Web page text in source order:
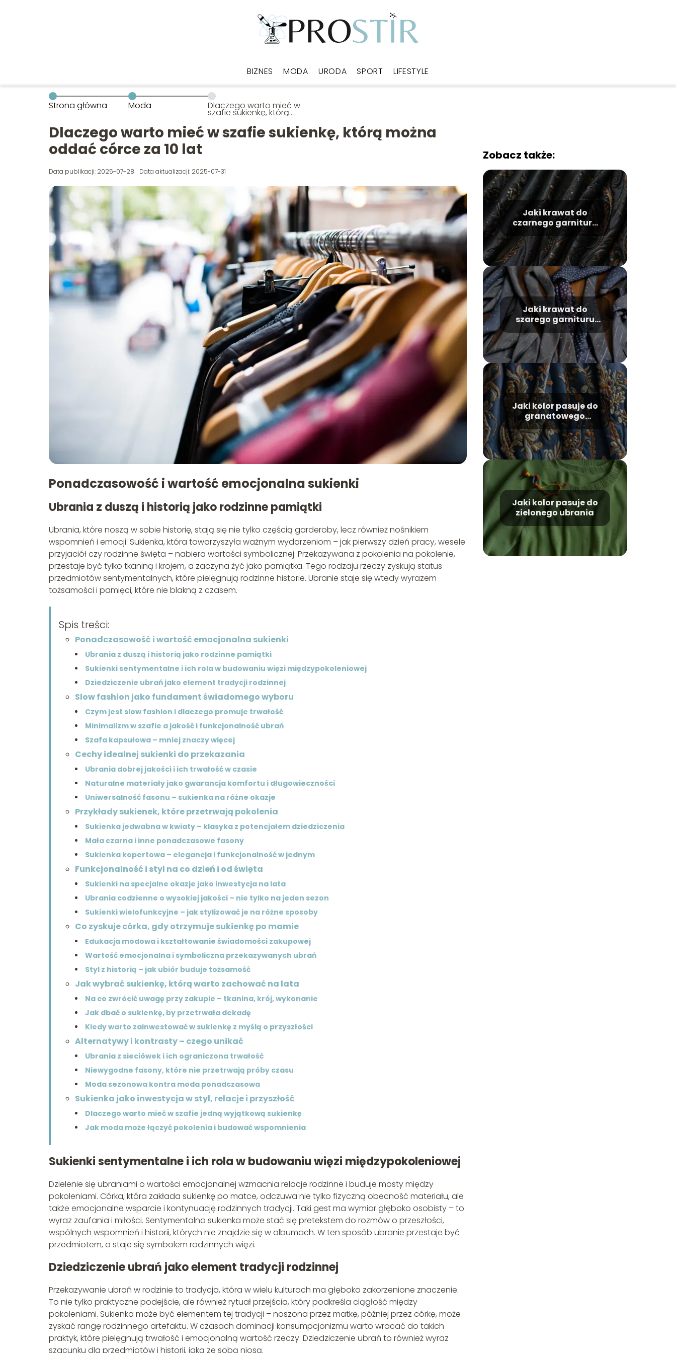
BIZNES MODA URODA SPORT LIFESTYLE
Strona główna Moda Dlaczego warto mieć w
szafie sukienkę, którą
można oddać córce za
10 lat
Dlaczego warto mieć w szafie sukienkę, którą można
oddać córce za 10 lat
Data publikacji: 2025-07-28 Data aktualizacji: 2025-07-31
Ponadczasowość i wartość emocjonalna sukienki
Ubrania z duszą i historią jako rodzinne pamiątki
Ubrania, które noszą w sobie historię, stają się nie tylko częścią garderoby, lecz również nośnikiem
wspomnień i emocji. Sukienka, która towarzyszyła ważnym wydarzeniom – jak pierwszy dzień pracy, wesele
przyjaciół czy rodzinne święta – nabiera wartości symbolicznej. Przekazywana z pokolenia na pokolenie,
przestaje być tylko tkaniną i krojem, a zaczyna żyć jako pamiątka. Tego rodzaju rzeczy zyskują status
przedmiotów sentymentalnych, które pielęgnują rodzinne historie. Ubranie staje się wtedy wyrazem
tożsamości i pamięci, które nie blakną z czasem.
Spis treści:
Ponadczasowość i wartość emocjonalna sukienki
Ubrania z duszą i historią jako rodzinne pamiątki
Sukienki sentymentalne i ich rola w budowaniu więzi międzypokoleniowej
Dziedziczenie ubrań jako element tradycji rodzinnej
Slow fashion jako fundament świadomego wyboru
Czym jest slow fashion i dlaczego promuje trwałość
Minimalizm w szafie a jakość i funkcjonalność ubrań
Szafa kapsułowa – mniej znaczy więcej
Cechy idealnej sukienki do przekazania
Ubrania dobrej jakości i ich trwałość w czasie
Naturalne materiały jako gwarancja komfortu i długowieczności
Uniwersalność fasonu – sukienka na różne okazje
Przykłady sukienek, które przetrwają pokolenia
Sukienka jedwabna w kwiaty – klasyka z potencjałem dziedziczenia
Mała czarna i inne ponadczasowe fasony
Sukienka kopertowa – elegancja i funkcjonalność w jednym
Funkcjonalność i styl na co dzień i od święta
Sukienki na specjalne okazje jako inwestycja na lata
Ubrania codzienne o wysokiej jakości – nie tylko na jeden sezon
Sukienki wielofunkcyjne – jak stylizować je na różne sposoby
Co zyskuje córka, gdy otrzymuje sukienkę po mamie
Edukacja modowa i kształtowanie świadomości zakupowej
Wartość emocjonalna i symboliczna przekazywanych ubrań
Styl z historią – jak ubiór buduje tożsamość
Jak wybrać sukienkę, którą warto zachować na lata
Na co zwrócić uwagę przy zakupie – tkanina, krój, wykonanie
Jak dbać o sukienkę, by przetrwała dekadę
Kiedy warto zainwestować w sukienkę z myślą o przyszłości
Alternatywy i kontrasty – czego unikać
Ubrania z sieciówek i ich ograniczona trwałość
Niewygodne fasony, które nie przetrwają próby czasu
Moda sezonowa kontra moda ponadczasowa
Sukienka jako inwestycja w styl, relacje i przyszłość
Dlaczego warto mieć w szafie jedną wyjątkową sukienkę
Jak moda może łączyć pokolenia i budować wspomnienia
Sukienki sentymentalne i ich rola w budowaniu więzi międzypokoleniowej
Dzielenie się ubraniami o wartości emocjonalnej wzmacnia relacje rodzinne i buduje mosty między
pokoleniami. Córka, która zakłada sukienkę po matce, odczuwa nie tylko fizyczną obecność materiału, ale
także emocjonalne wsparcie i kontynuację rodzinnych tradycji. Taki gest ma wymiar głęboko osobisty – to
wyraz zaufania i miłości. Sentymentalna sukienka może stać się pretekstem do rozmów o przeszłości,
wspólnych wspomnień i historii, których nie znajdzie się w albumach. W ten sposób ubranie przestaje być
przedmiotem, a staje się symbolem rodzinnych więzi.
Dziedziczenie ubrań jako element tradycji rodzinnej
Przekazywanie ubrań w rodzinie to tradycja, która w wielu kulturach ma głęboko zakorzenione znaczenie.
To nie tylko praktyczne podejście, ale również rytuał przejścia, który podkreśla ciągłość między
pokoleniami. Sukienka może być elementem tej tradycji – noszona przez matkę, później przez córkę, może
zyskać rangę rodzinnego artefaktu. W czasach dominacji konsumpcjonizmu warto wracać do takich
praktyk, które pielęgnują trwałość i emocjonalną wartość rzeczy. Dziedziczenie ubrań to również wyraz
szacunku dla przedmiotów i historii, jaką ze sobą niosą.
Zobacz także:
Jaki krawat do
czarnego garnituru
wybrać?
Jaki krawat do
szarego garnituru
wybrać?
Jaki kolor pasuje do
granatowego
ubrania
Jaki kolor pasuje do
zielonego ubrania